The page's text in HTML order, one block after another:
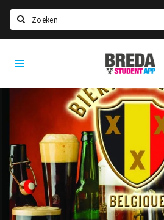
HOME
STUDEREN
Voel je thuis in Breda | GoodMood
Welkom in Breda
Studentenverenigingen
Studentenraad
Studentenroutes
Breda
Student